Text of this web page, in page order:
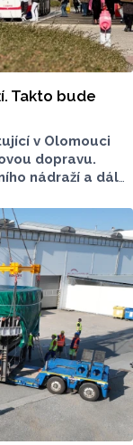
Takto bude
v Olomouci
dopravu.
nádraží a dál
(DPMO) nyní